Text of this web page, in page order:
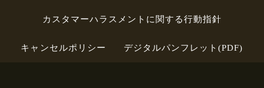
カスタマーハラスメントに関する行動指針
キャンセルポリシー デジタルパンフレット(PDF)